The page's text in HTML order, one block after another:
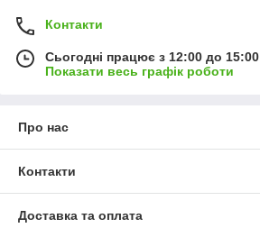
Контакти
Сьогодні працює з 12:00 до 15:00
Показати весь графік роботи
Про нас
Контакти
Доставка та оплата